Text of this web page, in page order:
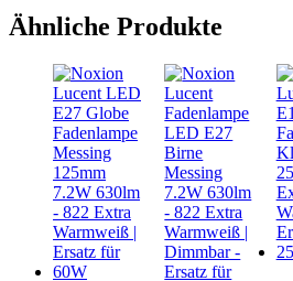
Ähnliche Produkte